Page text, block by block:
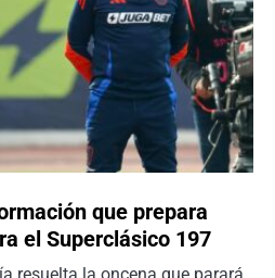
que prepara
el Superclásico 197